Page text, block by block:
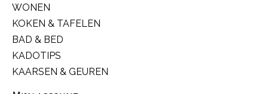
WONEN
KOKEN & TAFELEN
BAD & BED
KADOTIPS
KAARSEN & GEUREN